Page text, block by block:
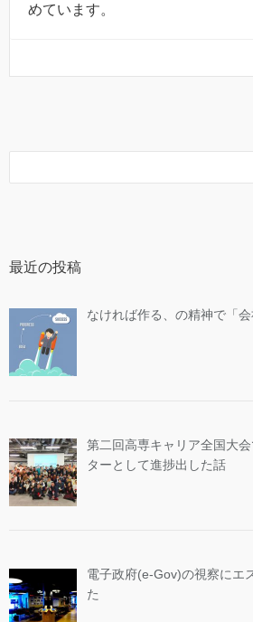
めています。
最近の投稿
なければ作る、の精神で「
第二回高専キャリア全国大
ターとして進捗出した話
電子政府(e-Gov)の視察にエ
た